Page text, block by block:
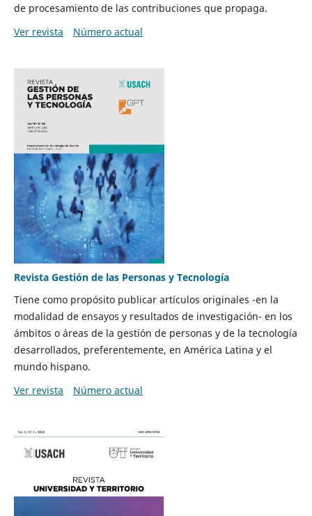
de procesamiento de las contribuciones que propaga.
Ver revista
Número actual
Revista Gestión de las Personas y Tecnología
Tiene como propósito publicar artículos originales -en la
modalidad de ensayos y resultados de investigación- en los
ámbitos o áreas de la gestión de personas y de la tecnología
desarrollados, preferentemente, en América Latina y el
mundo hispano.
Ver revista
Número actual